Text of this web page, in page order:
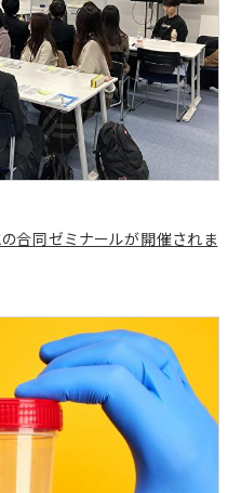
合同ゼミナールが開催されま